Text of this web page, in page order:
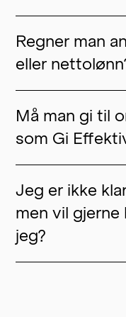
→ Hvor mye bør
Regner man
eller
Må man gi til
som Gi
Jeg er ikke
men vil gjerne
jeg?